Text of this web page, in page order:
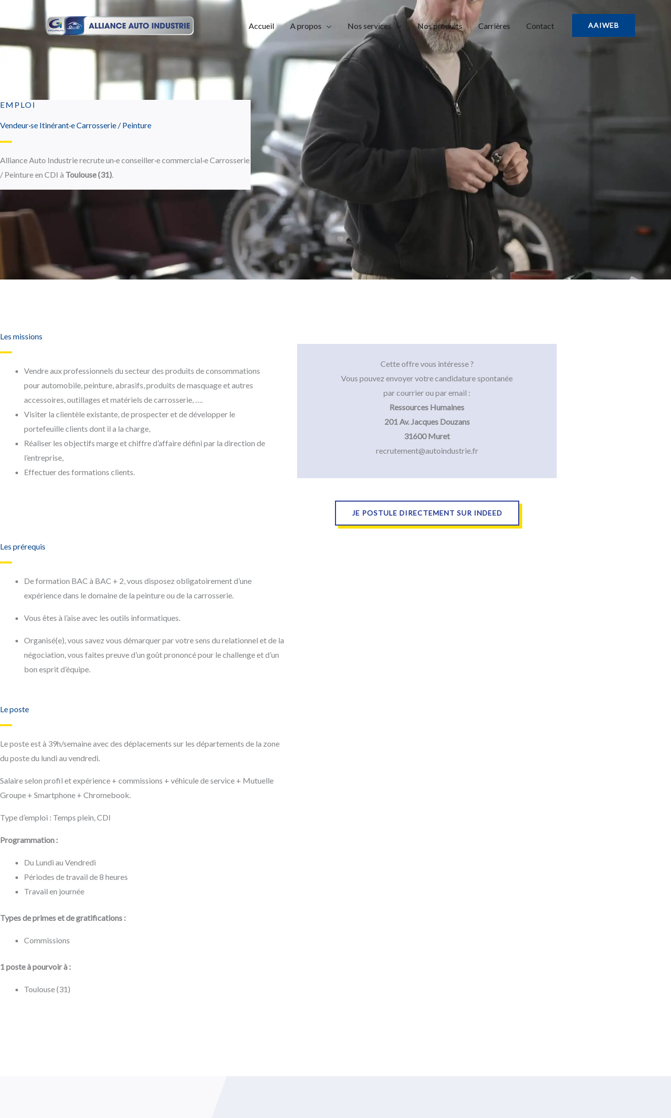
Accueil A propos Nos services Nos produits Carrières Contact AAIWEB
EMPLOI
Vendeur·se Itinérant·e Carrosserie / Peinture
Alliance Auto Industrie recrute un·e conseiller·e commercial·e Carrosserie
/ Peinture en CDI à Toulouse (31).
Les missions
Vendre aux professionnels du secteur des produits de consommations
pour automobile, peinture, abrasifs, produits de masquage et autres
accessoires, outillages et matériels de carrosserie, ….
Visiter la clientèle existante, de prospecter et de développer le
portefeuille clients dont il a la charge,
Réaliser les objectifs marge et chiffre d’affaire défini par la direction de
l’entreprise,
Effectuer des formations clients.
Cette offre vous intéresse ?
Vous pouvez envoyer votre candidature spontanée
par courrier ou par email :
Ressources Humaines
201 Av. Jacques Douzans
31600 Muret
recrutement@autoindustrie.fr
JE POSTULE DIRECTEMENT SUR INDEED
Les prérequis
De formation BAC à BAC + 2, vous disposez obligatoirement d’une
expérience dans le domaine de la peinture ou de la carrosserie.
Vous êtes à l’aise avec les outils informatiques.
Organisé(e), vous savez vous démarquer par votre sens du relationnel et de la
négociation, vous faites preuve d’un goût prononcé pour le challenge et d’un
bon esprit d’équipe.
Le poste
Le poste est à 39h/semaine avec des déplacements sur les départements de la zone
du poste du lundi au vendredi.
Salaire selon profil et expérience + commissions + véhicule de service + Mutuelle
Groupe + Smartphone + Chromebook.
Type d’emploi : Temps plein, CDI
Programmation :
Du Lundi au Vendredi
Périodes de travail de 8 heures
Travail en journée
Types de primes et de gratifications :
Commissions
1 poste à pourvoir à :
Toulouse (31)